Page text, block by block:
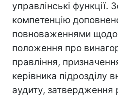
управлінські функції.
компетенцію
повноваженнями
положення про
правління,
керівника підрозділу
аудиту, затвердження